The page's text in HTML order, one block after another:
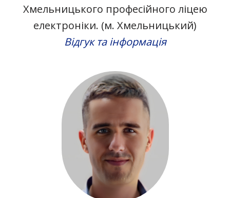
Хмельницького професійного ліцею
електроніки. (м. Хмельницький)
Відгук та інформація